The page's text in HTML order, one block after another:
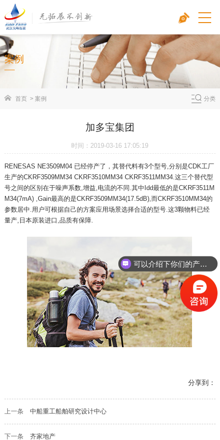
案例
首页> 案例 分类
加多宝集团
时间：2019-03-16 17:05:19
RENESAS NE3509M04 已经停产了，其替代料有3个型号,分别是CDK工厂
生产的CKRF3509MM34 CKRF3510MM34 CKRF3511MM34.这三个替代型
号之间的区别在于噪声系数,增益,电流的不同.其中Idd最低的是CKRF3511M
M34(7mA) ,Gain最高的是CKRF3509MM34(17.5dB),而CKRF3510MM34的
参数居中.用户可根据自己的方案应用场景选择合适的型号.这3颗物料已经
量产,日本原装进口,品质有保障.
分享到：
上一条 中船重工船舶研究设计中心
下一条 齐家地产
可以介绍下你们的产品么？